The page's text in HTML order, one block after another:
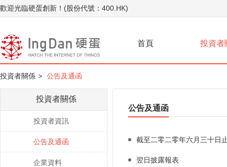
歡迎光臨硬蛋創新！(股份代號：400.HK)
首頁 投資者
投資者關係 > 公告及通函
投資者關係
投資者資訊
公告及通函
企業資料
公告及通函
截至二零二零年六月三十日
翌日披露報表